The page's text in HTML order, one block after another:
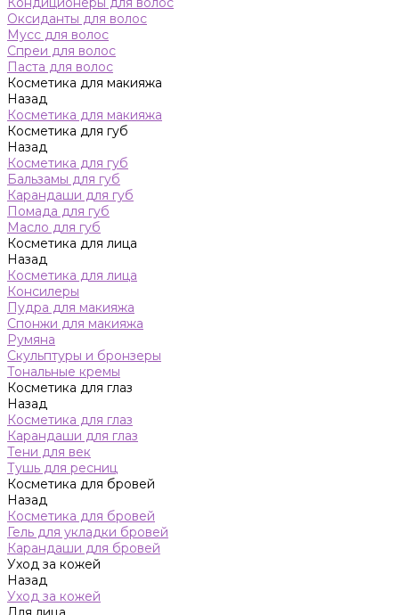
Оксиданты для волос
Мусс для волос
Спреи для волос
Паста для волос
Косметика для макияжа
Назад
Косметика для макияжа
Косметика для губ
Назад
Косметика для губ
Бальзамы для губ
Карандаши для губ
Помада для губ
Масло для губ
Косметика для лица
Назад
Косметика для лица
Консилеры
Пудра для макияжа
Спонжи для макияжа
Румяна
Скульптуры и бронзеры
Тональные кремы
Косметика для глаз
Назад
Косметика для глаз
Карандаши для глаз
Тени для век
Тушь для ресниц
Косметика для бровей
Назад
Косметика для бровей
Гель для укладки бровей
Карандаши для бровей
Уход за кожей
Назад
Уход за кожей